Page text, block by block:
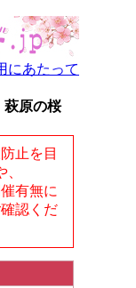
にあたって
萩原の桜
止を目
有無に
認くだ